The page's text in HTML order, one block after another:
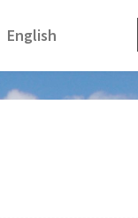
English